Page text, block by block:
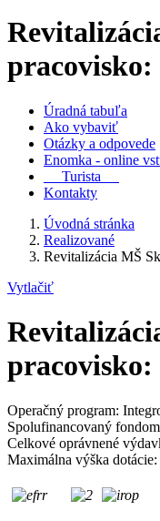
Úradná tabuľa
Ako vybaviť
Otázky a odpovede
Enomka - online
Turista
Kontakty
Úvodná stránka
Realizované
Revitalizácia MŠ
Vytlačiť
Operačný program:
Spolufinancovaný
Celkové oprávnené
Maximálna výška